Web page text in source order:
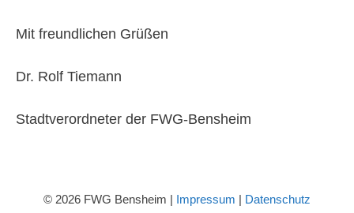
Mit freundlichen Grüßen
Dr. Rolf Tiemann
Stadtverordneter der FWG-Bensheim
© 2026 FWG Bensheim | Impressum | Datenschutz